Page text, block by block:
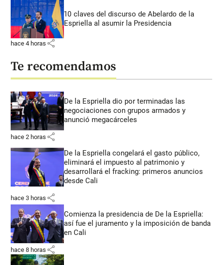
10 claves del discurso de Abelardo de la
Espriella al asumir la Presidencia
hace 4 horas share
Te recomendamos
De la Espriella dio por terminadas las
negociaciones con grupos armados y
anunció megacárceles
hace 2 horas share
De la Espriella congelará el gasto público,
eliminará el impuesto al patrimonio y
desarrollará el fracking: primeros anuncios
desde Cali
hace 3 horas share
Comienza la presidencia de De la Espriella:
así fue el juramento y la imposición de banda
en Cali
hace 8 horas share